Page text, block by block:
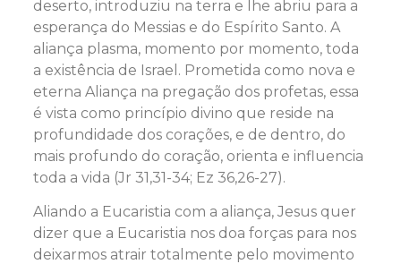
deserto, introduziu na terra e lhe abriu para a
esperança do Messias e do Espírito Santo. A
aliança plasma, momento por momento, toda
a existência de Israel. Prometida como nova e
eterna Aliança na pregação dos profetas, essa
é vista como princípio divino que reside na
profundidade dos corações, e de dentro, do
mais profundo do coração, orienta e influencia
toda a vida (Jr 31,31-34; Ez 36,26-27).
Aliando a Eucaristia com a aliança, Jesus quer
dizer que a Eucaristia nos doa forças para nos
deixarmos atrair totalmente pelo movimento